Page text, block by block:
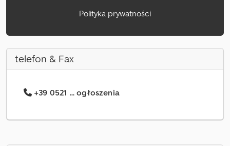
Polityka prywatności
telefon & Fax
+39 0521 ... ogłoszenia